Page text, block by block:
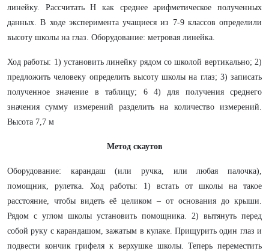
линейку. Рассчитать Н как среднее арифметическое полученных
данных. В ходе эксперимента учащиеся из 7-9 классов определили
высоту школы на глаз. Оборудование: метровая линейка.
Ход работы: 1) установить линейку рядом со школой вертикально; 2)
предложить человеку определить высоту школы на глаз; 3) записать
полученное значение в таблицу; 6 4) для получения среднего
значения сумму измерений разделить на количество измерений.
Высота 7,7 м
Метод скаутов
Оборудование: карандаш (или ручка, или любая палочка),
помощник, рулетка. Ход работы: 1) встать от школы на такое
расстояние, чтобы видеть её целиком – от основания до крыши.
Рядом с углом школы установить помощника. 2) вытянуть перед
собой руку с карандашом, зажатым в кулаке. Прищурить один глаз и
подвести кончик грифеля к верхушке школы. Теперь переместить